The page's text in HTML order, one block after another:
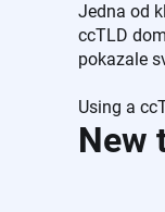
Jedna od
ccTLD
pokazale
Using a
New